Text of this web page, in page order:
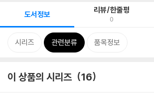
도서정보 리뷰/한줄평
0
시리즈 관련분류 품목정보
이 상품의 시리즈 16